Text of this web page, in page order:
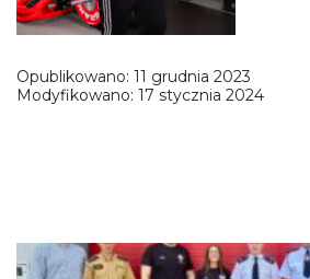
Opublikowano: 11 grudnia 2023
Modyfikowano: 17 stycznia 2024